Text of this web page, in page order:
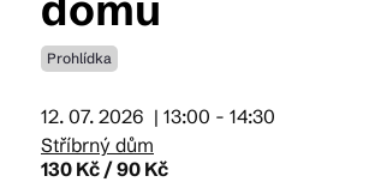
Tradiční akce
Články
Prohlídka
12. 07. 2026 | 13:00 - 14:30
Stříbrný dům
130 Kč / 90 Kč